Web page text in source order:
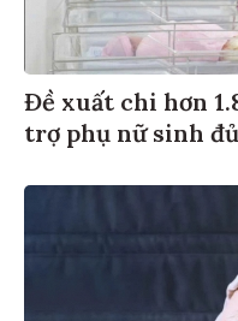
Đề xuất chi hơn
trợ phụ nữ sinh